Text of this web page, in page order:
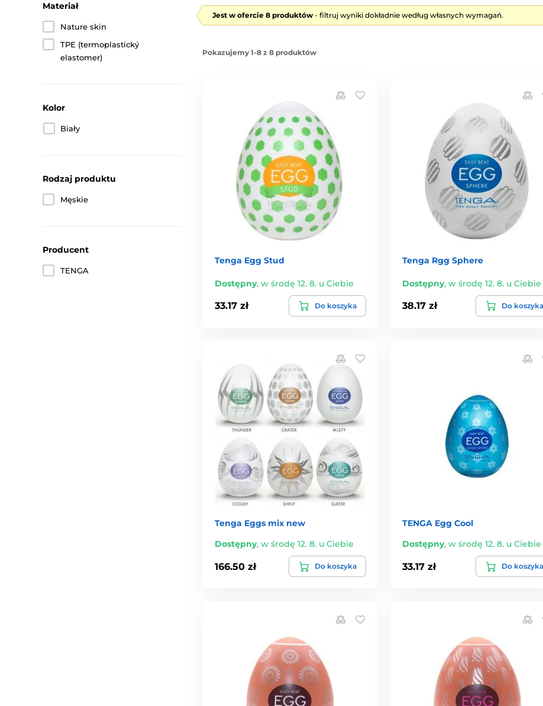
Materiał
Nature skin
TPE (termoplastický
elastomer)
Kolor
Biały
Rodzaj produktu
Męskie
Producent
TENGA
Jest w ofercie 8 produktów - filtruj wyniki dokładnie według własnych wymagań.
Pokazujemy 1-8 z 8 produktów
Tenga Egg Stud
Dostępny, w środę 12. 8. u Ciebie
33.17 zł Do koszyka
Tenga Rgg Sphere
Dostępny, w środę 12. 8. u Ciebie
38.17 zł Do koszyka
Tenga Eggs mix new
Dostępny, w środę 12. 8. u Ciebie
166.50 zł Do koszyka
TENGA Egg Cool
Dostępny, w środę 12. 8. u Ciebie
33.17 zł Do koszyka